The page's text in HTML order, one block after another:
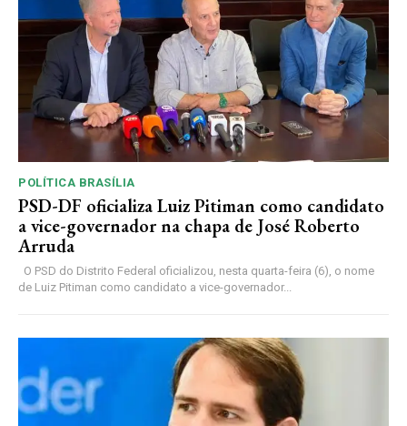
POLÍTICA BRASÍLIA
PSD-DF oficializa Luiz Pitiman como candidato
a vice-governador na chapa de José Roberto
Arruda
de Luiz Pitiman como candidato a vice-governador...